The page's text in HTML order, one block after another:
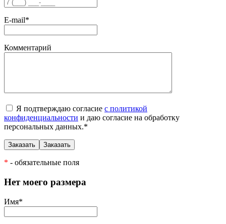
E-mail*
Комментарий
Я подтверждаю согласие с политикой
конфиденциальности и даю согласие на обработку
персональных данных.*
* - обязательные поля
Нет моего размера
Имя*